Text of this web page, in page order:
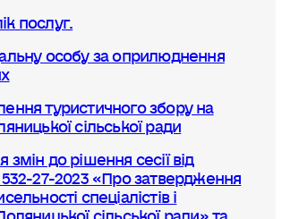
послуг.
особу за оприлюднення
туристичного збору на
сільської ради
до рішення сесії від
27-2023 «Про затвердження
спеціалістів і
сільської ради» та